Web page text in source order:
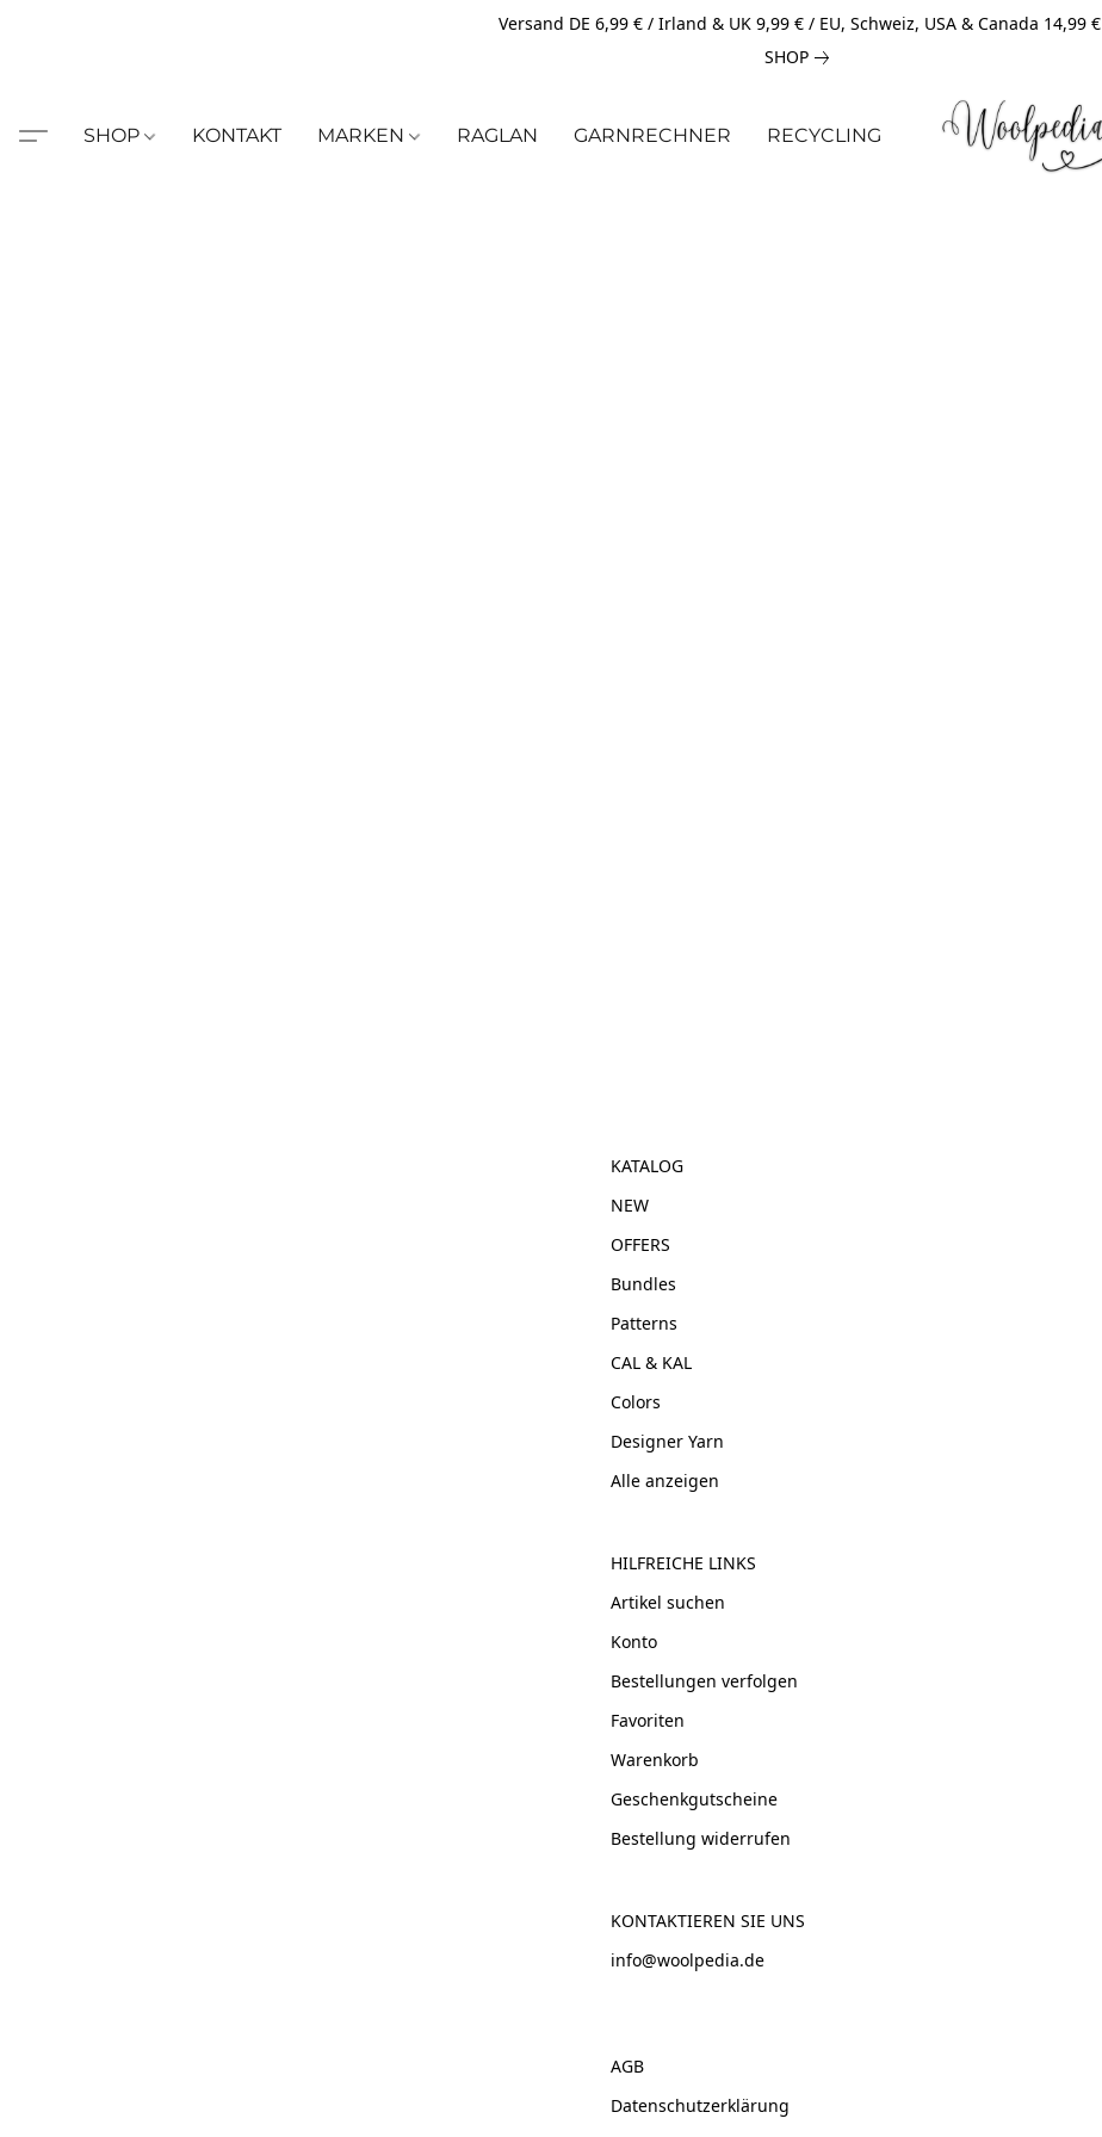
Versand DE 6,99 € / Irland & UK 9,99 € / EU, Schweiz, USA & Canada 14,99 €
SHOP
SHOP KONTAKT MARKEN RAGLAN GARNRECHNER RECYCLING
KATALOG
NEW
OFFERS
Bundles
Patterns
CAL & KAL
Colors
Designer Yarn
Alle anzeigen
HILFREICHE LINKS
Artikel suchen
Konto
Bestellungen verfolgen
Favoriten
Warenkorb
Geschenkgutscheine
Bestellung widerrufen
KONTAKTIEREN SIE UNS
info@woolpedia.de
AGB
Datenschutzerklärung